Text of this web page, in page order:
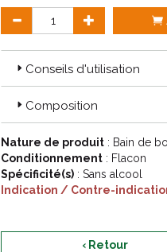
Conseils d'utilisation
Composition
Nature de produit : Bain de
Conditionnement : Flacon
Spécificité(s) : Sans alcool
Indication / Contre-
‹ Retour